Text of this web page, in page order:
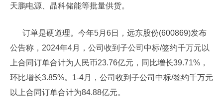
天鹏电源、晶科储能等批量供货。
订单是硬道理。今年5月6日，远东股份(600869)发布
公告称，2024年4月，公司收到子公司中标/签约千万元以
上合同订单合计为人民币23.76亿元，同比增长39.71%，
环比增长3.85%。1-4月，公司收到子公司中标/签约千万元
以上合同订单合计为84.88亿元。